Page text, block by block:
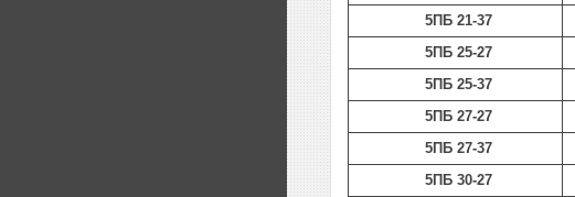
5ПБ 21-37
5ПБ 25-27
5ПБ 25-37
5ПБ 27-27
5ПБ 27-37
5ПБ 30-27